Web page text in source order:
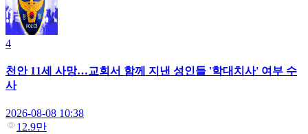
4
천안 11세 사망…교회서 함께 지낸 성인들 '학대치사' 여부 수
사
2026-08-08 10:38
12.9만